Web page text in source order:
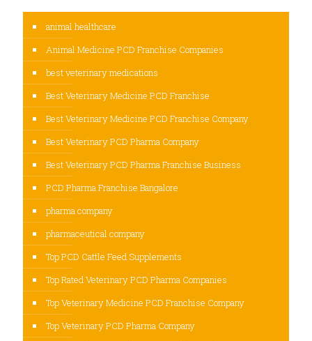
animal healthcare
Animal Medicine PCD Franchise Companies
best veterinary medications
Best Veterinary Medicine PCD Franchise
Best Veterinary Medicine PCD Franchise Company
Best Veterinary PCD Pharma Company
Best Veterinary PCD Pharma Franchise Business
PCD Pharma Franchise Bangalore
pharma company
pharmaceutical company
Top PCD Cattle Feed Supplements
Top Rated Veterinary PCD Pharma Companies
Top Veterinary Medicine PCD Franchise Company
Top Veterinary PCD Pharma Company